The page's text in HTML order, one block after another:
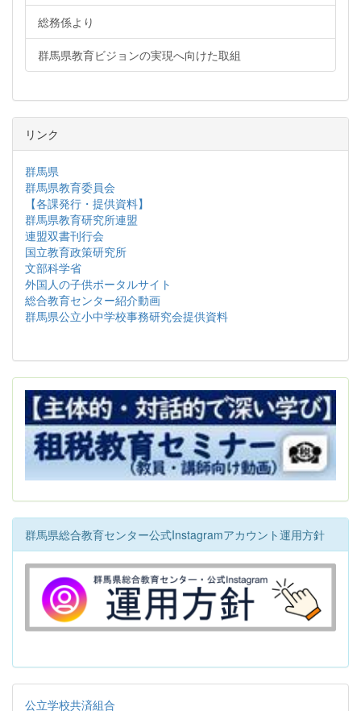
総務係より
群馬県教育ビジョンの実現へ向けた取組
リンク
群馬県
群馬県教育委員会
【各課発行・提供資料】
群馬県教育研究所連盟
連盟双書刊行会
国立教育政策研究所
文部科学省
外国人の子供ポータルサイト
総合教育センター紹介動画
群馬県公立小中学校事務研究会提供資料
群馬県総合教育センター公式Instagramアカウント運用方針
公立学校共済組合